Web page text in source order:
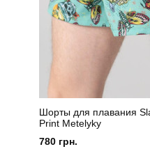
Шорты для плавания
Print Metelyky
780 грн.